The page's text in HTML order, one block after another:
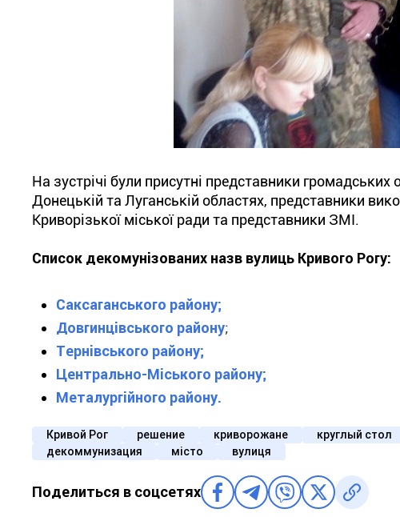
На зустрічі були присутні представники громадських
Донецькій та Луганській областях, представники
Криворізької міської ради та представники ЗМІ.
Список декомунізованих назв вулиць Кривого Рогу:
Саксаганського району;
Довгинцівського району;
Тернівського району;
Центрально-Міського району;
Металургійного району.
Кривой Рог решение криворожане круглый стол
декоммунизация
місто вулиця
Поделиться в соцсетях